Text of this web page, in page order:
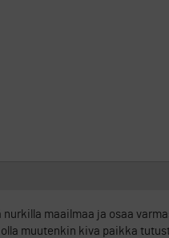
nurkilla maailmaa ja osaa
muutenkin kiva paikka